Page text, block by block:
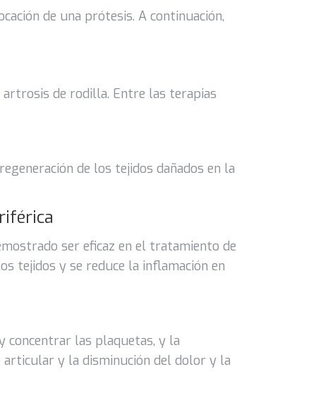
de una prótesis. A continuación,
de rodilla. Entre las terapias
de los tejidos dañados en la
ser eficaz en el tratamiento de
tejidos y se reduce la inflamación en
concentrar las plaquetas, y la
articular y la disminución del dolor y la